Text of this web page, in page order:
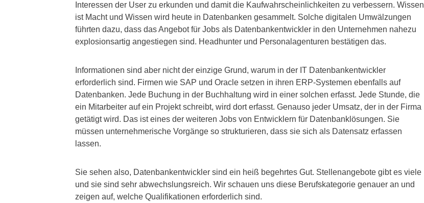
Interessen der User zu erkunden und damit die Kaufwahrscheinlichkeiten zu verbessern. Wissen
ist Macht und Wissen wird heute in Datenbanken gesammelt. Solche digitalen Umwälzungen
führten dazu, dass das Angebot für Jobs als Datenbankentwickler in den Unternehmen nahezu
explosionsartig angestiegen sind. Headhunter und Personalagenturen bestätigen das.
Informationen sind aber nicht der einzige Grund, warum in der IT Datenbankentwickler
erforderlich sind. Firmen wie SAP und Oracle setzen in ihren ERP-Systemen ebenfalls auf
Datenbanken. Jede Buchung in der Buchhaltung wird in einer solchen erfasst. Jede Stunde, die
ein Mitarbeiter auf ein Projekt schreibt, wird dort erfasst. Genauso jeder Umsatz, der in der Firma
getätigt wird. Das ist eines der weiteren Jobs von Entwicklern für Datenbanklösungen. Sie
müssen unternehmerische Vorgänge so strukturieren, dass sie sich als Datensatz erfassen
lassen.
Sie sehen also, Datenbankentwickler sind ein heiß begehrtes Gut. Stellenangebote gibt es viele
und sie sind sehr abwechslungsreich. Wir schauen uns diese Berufskategorie genauer an und
zeigen auf, welche Qualifikationen erforderlich sind.